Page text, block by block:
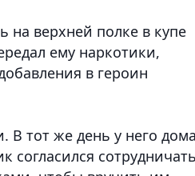
на верхней полке в купе
ему наркотики,
в героин
тот же день у него дома
сотрудничать